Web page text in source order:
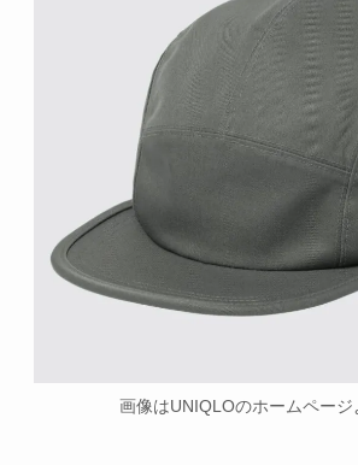
画像はUNIQLOのホームページ